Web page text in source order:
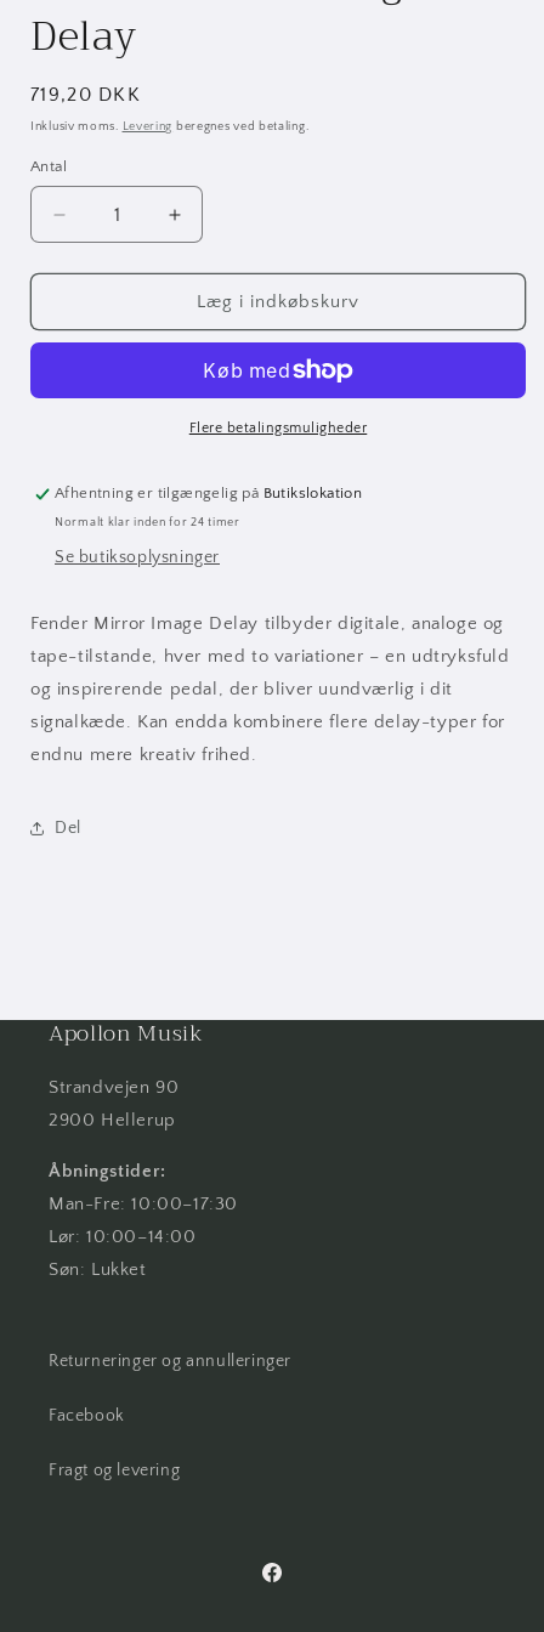
Delay
Normalpris
719,20 DKK
Inklusiv moms. Levering beregnes ved betaling.
Antal
Antal
Reducer
antallet
for
Mirror
Øg
antallet
for
Fender
Mirror
Delay
Læg i indkøbskurv
Flere betalingsmuligheder
Afhentning er tilgængelig på Butikslokation
Normalt klar inden for 24 timer
Se butiksoplysninger
Fender Mirror Image Delay tilbyder digitale, analoge og
tape-tilstande, hver med to variationer – en udtryksfuld
og inspirerende pedal, der bliver uundværlig i dit
signalkæde. Kan endda kombinere flere delay-typer for
endnu mere kreativ frihed.
Del
Apollon Musik
Strandvejen 90
2900 Hellerup
Åbningstider:
Man-Fre: 10:00–17:30
Lør: 10:00–14:00
Søn: Lukket
Returneringer og annulleringer
Facebook
Fragt og levering
Facebook